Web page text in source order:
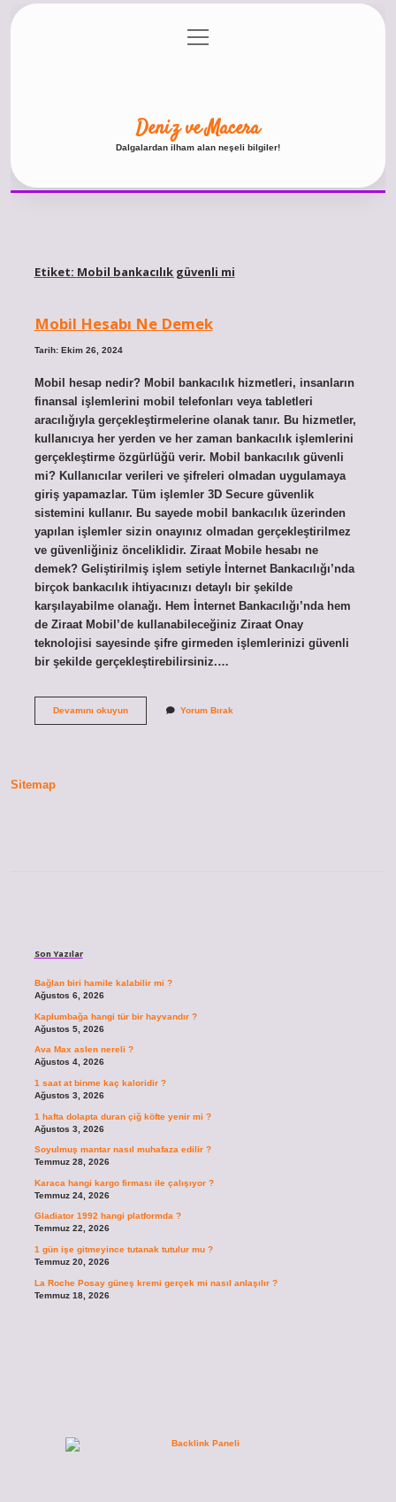
Gizlilik Politikası
menüyü
aç
Deniz ve Macera
Dalgalardan ilham alan neşeli bilgiler!
Etiket: Mobil bankacılık güvenli mi
Mobil Hesabı Ne Demek
Tarih: Ekim 26, 2024
Mobil hesap nedir? Mobil bankacılık hizmetleri, insanların
finansal işlemlerini mobil telefonları veya tabletleri
aracılığıyla gerçekleştirmelerine olanak tanır. Bu hizmetler,
kullanıcıya her yerden ve her zaman bankacılık işlemlerini
gerçekleştirme özgürlüğü verir. Mobil bankacılık güvenli
mi? Kullanıcılar verileri ve şifreleri olmadan uygulamaya
giriş yapamazlar. Tüm işlemler 3D Secure güvenlik
sistemini kullanır. Bu sayede mobil bankacılık üzerinden
yapılan işlemler sizin onayınız olmadan gerçekleştirilmez
ve güvenliğiniz önceliklidir. Ziraat Mobile hesabı ne
demek? Geliştirilmiş işlem setiyle İnternet Bankacılığı’nda
birçok bankacılık ihtiyacınızı detaylı bir şekilde
karşılayabilme olanağı. Hem İnternet Bankacılığı’nda hem
de Ziraat Mobil’de kullanabileceğiniz Ziraat Onay
teknolojisi sayesinde şifre girmeden işlemlerinizi güvenli
bir şekilde gerçekleştirebilirsiniz.…
Devamını okuyunMobil
Yorum Bırak
Sitemap
Son Yazılar
Bağlan biri hamile kalabilir mi ?
Ağustos 6, 2026
Kaplumbağa hangi tür bir hayvandır ?
Ağustos 5, 2026
Ava Max aslen nereli ?
Ağustos 4, 2026
1 saat at binme kaç kaloridir ?
Ağustos 3, 2026
1 hafta dolapta duran çiğ köfte yenir mi ?
Ağustos 3, 2026
Soyulmuş mantar nasıl muhafaza edilir ?
Temmuz 28, 2026
Karaca hangi kargo firması ile çalışıyor ?
Temmuz 24, 2026
Gladiator 1992 hangi platformda ?
Temmuz 22, 2026
1 gün işe gitmeyince tutanak tutulur mu ?
Temmuz 20, 2026
La Roche Posay güneş kremi gerçek mi nasıl anlaşılır ?
Temmuz 18, 2026